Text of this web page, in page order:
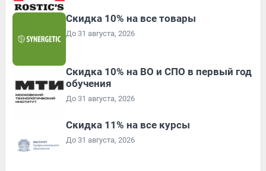
Скидка 10% на все товары
До 31 августа, 2026
Скидка 10% на ВО и СПО в первый год
обучения
До 31 августа, 2026
Скидка 11% на все курсы
До 31 августа, 2026